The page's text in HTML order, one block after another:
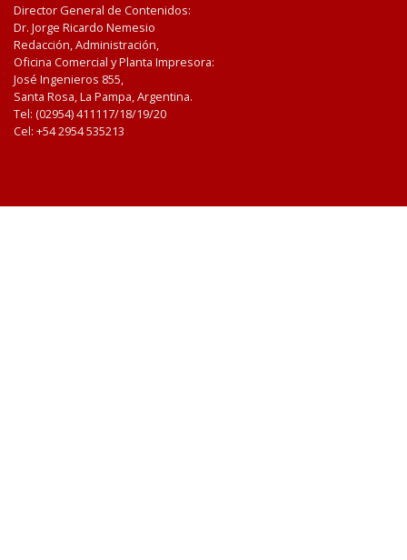
Director General de Contenidos:
Dr. Jorge Ricardo Nemesio
Redacción, Administración,
Oficina Comercial y Planta Impresora:
José Ingenieros 855,
Santa Rosa, La Pampa, Argentina.
Tel: (02954) 411117/18/19/20
Cel: +54 2954 535213